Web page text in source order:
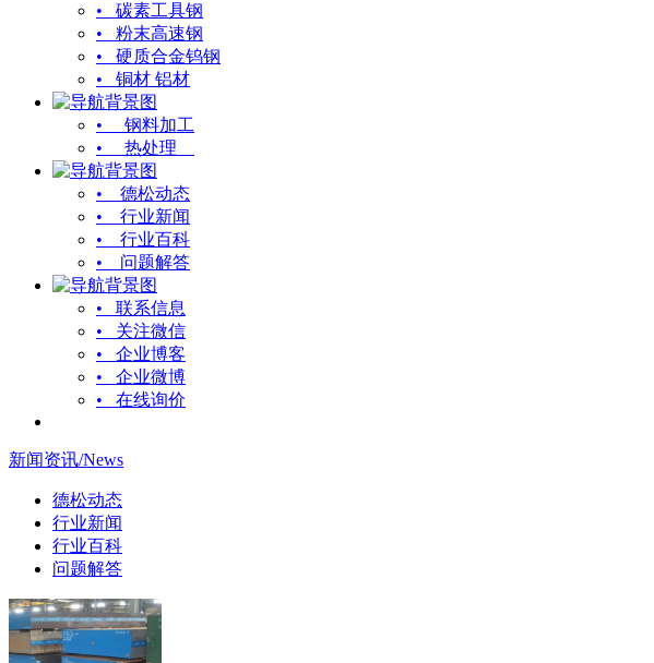
• 碳素工具钢
• 粉末高速钢
• 硬质合金钨钢
• 铜材 铝材
• 钢料加工
• 热处理
• 德松动态
• 行业新闻
• 行业百科
• 问题解答
• 联系信息
• 关注微信
• 企业博客
• 企业微博
• 在线询价
新闻资讯/News
德松动态
行业新闻
行业百科
问题解答